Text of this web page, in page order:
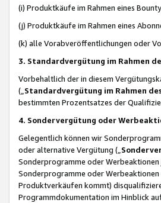
(i) Produktkäufe im Rahmen eines
(j) Produktkäufe im Rahmen eines
(k) alle Vorabveröffentlichungen oder
3. Standardvergütung im Rahmen
Vorbehaltlich der in diesem
(„ Standardvergütung im Rahmen
bestimmten Prozentsatzes der
4. Sondervergütung oder
Gelegentlich können wir
oder alternative Vergütung („
Sonderprogramme oder
Sonderprogramme oder
Produktverkäufen kommt)
Programmdokumentation im Hinblick